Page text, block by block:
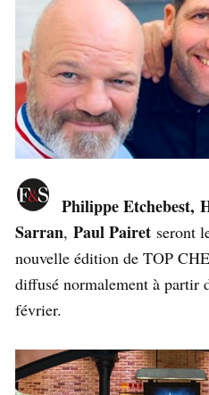
Philippe Etchebest,
Sarran, Paul Pairet seront
nouvelle édition de TOP
diffusé normalement à partir
février.